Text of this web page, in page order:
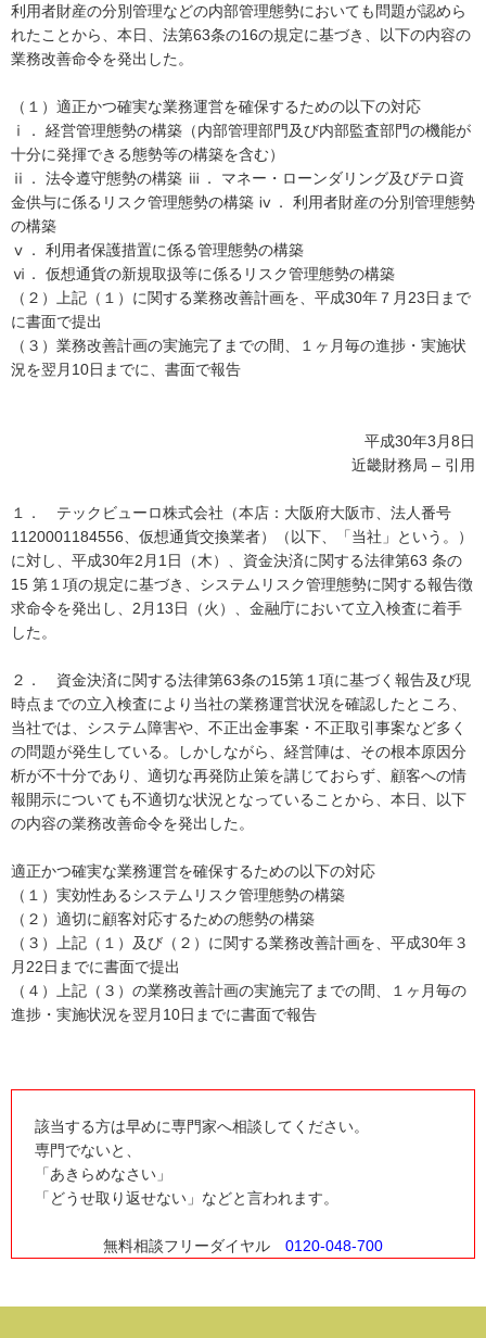
利用者財産の分別管理などの内部管理態勢においても問題が認めら
れたことから、本日、法第63条の16の規定に基づき、以下の内容の
業務改善命令を発出した。
（１）適正かつ確実な業務運営を確保するための以下の対応
ⅰ． 経営管理態勢の構築（内部管理部門及び内部監査部門の機能が
十分に発揮できる態勢等の構築を含む）
ⅱ． 法令遵守態勢の構築 ⅲ． マネー・ローンダリング及びテロ資
金供与に係るリスク管理態勢の構築 ⅳ． 利用者財産の分別管理態勢
の構築
ⅴ． 利用者保護措置に係る管理態勢の構築
ⅵ． 仮想通貨の新規取扱等に係るリスク管理態勢の構築
（２）上記（１）に関する業務改善計画を、平成30年７月23日まで
に書面で提出
（３）業務改善計画の実施完了までの間、１ヶ月毎の進捗・実施状
況を翌月10日までに、書面で報告
平成30年3月8日
近畿財務局 – 引用
１． テックビューロ株式会社（本店：大阪府大阪市、法人番号
1120001184556、仮想通貨交換業者）（以下、「当社」という。）
に対し、平成30年2月1日（木）、資金決済に関する法律第63 条の
15 第１項の規定に基づき、システムリスク管理態勢に関する報告徴
求命令を発出し、2月13日（火）、金融庁において立入検査に着手
した。
２． 資金決済に関する法律第63条の15第１項に基づく報告及び現
時点までの立入検査により当社の業務運営状況を確認したところ、
当社では、システム障害や、不正出金事案・不正取引事案など多く
の問題が発生している。しかしながら、経営陣は、その根本原因分
析が不十分であり、適切な再発防止策を講じておらず、顧客への情
報開示についても不適切な状況となっていることから、本日、以下
の内容の業務改善命令を発出した。
適正かつ確実な業務運営を確保するための以下の対応
（１）実効性あるシステムリスク管理態勢の構築
（２）適切に顧客対応するための態勢の構築
（３）上記（１）及び（２）に関する業務改善計画を、平成30年３
月22日までに書面で提出
（４）上記（３）の業務改善計画の実施完了までの間、１ヶ月毎の
進捗・実施状況を翌月10日までに書面で報告
該当する方は早めに専門家へ相談してください。
専門でないと、
「あきらめなさい」
「どうせ取り返せない」などと言われます。
無料相談フリーダイヤル 0120-048-700